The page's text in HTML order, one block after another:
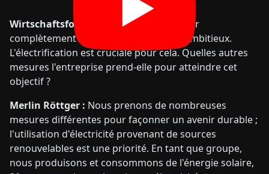
Wirtschaftsforum :
L'objectif de travailler
complètement sans CO2 d'ici 2039 est ambitieux.
L'électrification est cruciale pour cela. Quelles autres
mesures l'entreprise prend-elle pour atteindre cet
objectif ?
Merlin Röttger : Nous prenons de nombreuses
mesures différentes pour façonner un avenir durable ;
l'utilisation d'électricité provenant de sources
renouvelables est une priorité. En tant que groupe,
nous produisons et consommons de l'énergie solaire,